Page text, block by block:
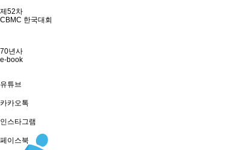
제52차
CBMC 한국대회
70년사
e-book
유튜브
카카오톡
인스타그램
페이스북